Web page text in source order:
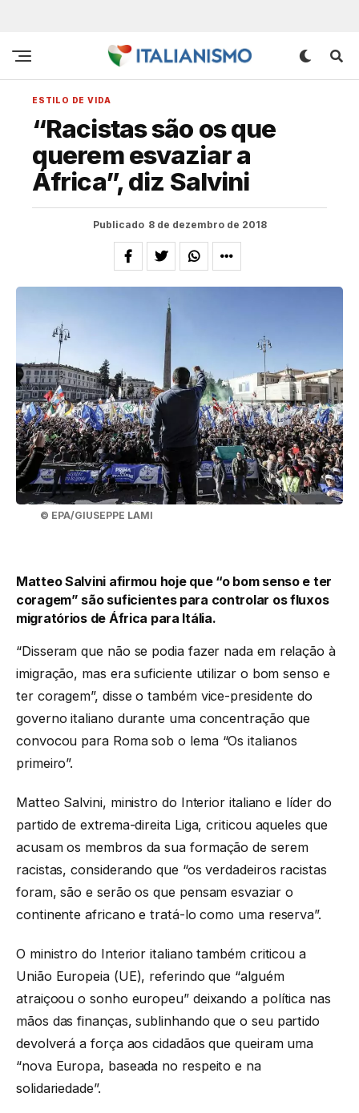
ESTILO DE VIDA
“Racistas são os que
querem esvaziar a
África”, diz Salvini
Publicado 8 de dezembro de 2018
© EPA/GIUSEPPE LAMI
Matteo Salvini afirmou hoje que “o bom senso e ter
coragem” são suficientes para controlar os fluxos
migratórios de África para Itália.
“Disseram que não se podia fazer nada em relação à
imigração, mas era suficiente utilizar o bom senso e
ter coragem”, disse o também vice-presidente do
governo italiano durante uma concentração que
convocou para Roma sob o lema “Os italianos
primeiro”.
Matteo Salvini, ministro do Interior italiano e líder do
partido de extrema-direita Liga,criticou aqueles que
acusam os membros da sua formação de serem
racistas, considerando que “os verdadeiros racistas
foram, são e serão os que pensam esvaziar o
continente africano e tratá-lo como uma reserva”.
O ministro do Interior italiano também criticou a
União Europeia (UE), referindo que “alguém
atraiçoou o sonho europeu” deixando a política nas
mãos das finanças, sublinhando que o seu partido
devolverá a força aos cidadãos que queiram uma
“nova Europa, baseada no respeito e na
solidariedade”.